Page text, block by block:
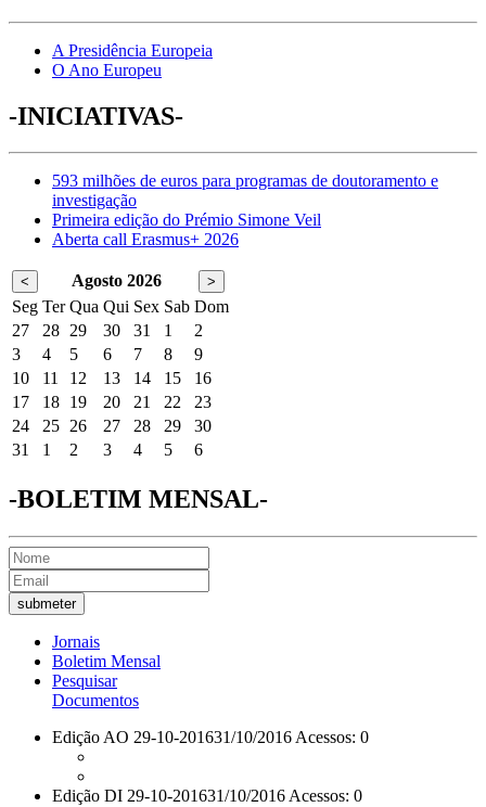
A Presidência Europeia
O Ano Europeu
-INICIATIVAS-
593 milhões de euros para programas de doutoramento e
investigação
Primeira edição do Prémio Simone Veil
Aberta call Erasmus+ 2026
< Agosto 2026 >
Seg Ter Qua Qui Sex Sab Dom
27
28 29 30 31 1
2
3
4 5 6 7 8
9
10
11 12 13 14 15
16
17
18 19 20 21 22
23
24
25 26 27 28 29
30
31
1 2 3 4 5 6
-BOLETIM MENSAL-
Jornais
Boletim Mensal
Pesquisar
Documentos
Edição AO 29-10-201631/10/2016 Acessos: 0
Edição DI 29-10-201631/10/2016 Acessos: 0